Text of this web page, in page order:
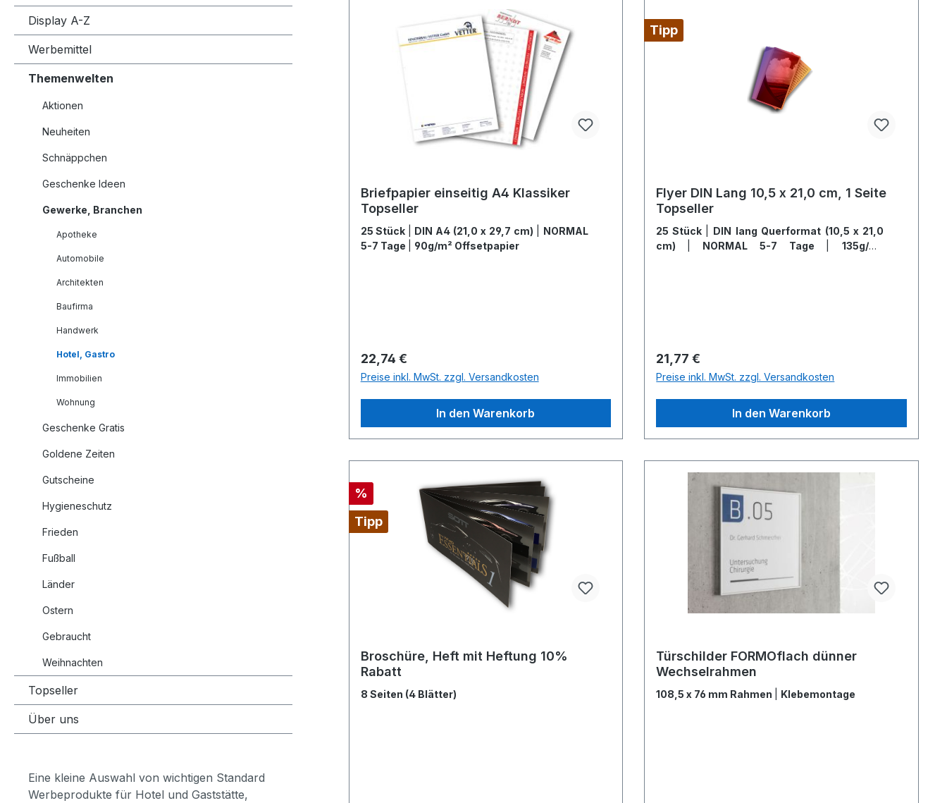
Display A-Z
Werbemittel
Themenwelten
Aktionen
Neuheiten
Schnäppchen
Geschenke Ideen
Gewerke, Branchen
Apotheke
Automobile
Architekten
Baufirma
Handwerk
Hotel, Gastro
Immobilien
Wohnung
Geschenke Gratis
Goldene Zeiten
Gutscheine
Hygieneschutz
Frieden
Fußball
Länder
Ostern
Gebraucht
Weihnachten
Topseller
Über uns
Eine kleine Auswahl von wichtigen Standard
Werbeprodukte für Hotel und Gaststätte,
Briefpapier einseitig A4 Klassiker
Topseller
25 Stück DIN A4 (21,0 x 29,7 cm)
NORMAL
5-7 Tage
90g/m² Offsetpapier
Regulärer Preis:
22,74 €
Preise inkl. MwSt. zzgl. Versandkosten
In den Warenkorb
Tipp
Flyer DIN Lang 10,5 x 21,0 cm, 1 Seite
Topseller
25 Stück
DIN lang Querformat (10,5 x 21,0
cm)
NORMAL 5-7 Tage |135g/m²
Regulärer Preis:
21,77 €
Preise inkl. MwSt. zzgl. Versandkosten
In den Warenkorb
Rabatt
%
Tipp
Broschüre, Heft mit Heftung 10%
Rabatt
8 Seiten (4 Blätter)
Türschilder FORMOflach dünner
Wechselrahmen
108,5 x 76 mm Rahmen Klebemontage